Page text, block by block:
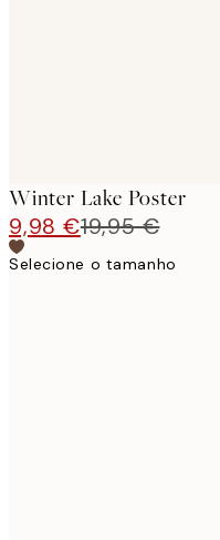
Winter Lake Poster
9,98 €19,95 €
Selecione o tamanho